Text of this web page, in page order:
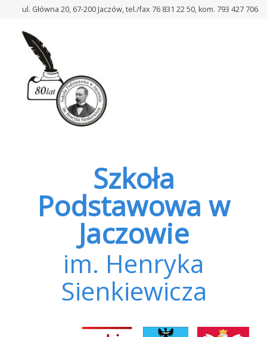
badania
ul. Główna 20, 67-200 Jaczów, tel./fax 76 831 22 50, kom. 793 427 706
Szkoła
Podstawowa w
Jaczowie
im. Henryka
Sienkiewicza